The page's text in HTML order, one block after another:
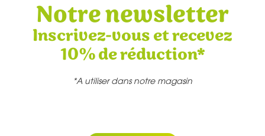
Notre newsletter
Inscrivez-vous et recevez
10% de réduction*
*A utiliser dans notre magasin